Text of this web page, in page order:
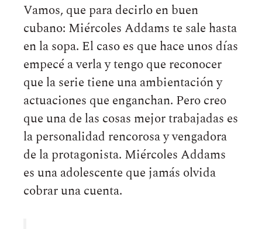
Vamos, que para decirlo en buen
cubano: Miércoles Addams te sale hasta
en la sopa. El caso es que hace unos días
empecé a verla y tengo que reconocer
que la serie tiene una ambientación y
actuaciones que enganchan. Pero creo
que una de las cosas mejor trabajadas es
la personalidad rencorosa y vengadora
de la protagonista. Miércoles Addams
es una adolescente que jamás olvida
cobrar una cuenta.